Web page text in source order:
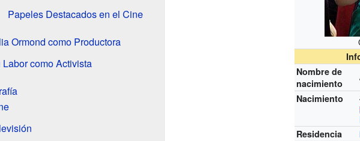
Nombre de
nacimiento
Nacimiento
Residencia
Papeles Destacados en el Cine
Ormond como Productora
Labor como Activista